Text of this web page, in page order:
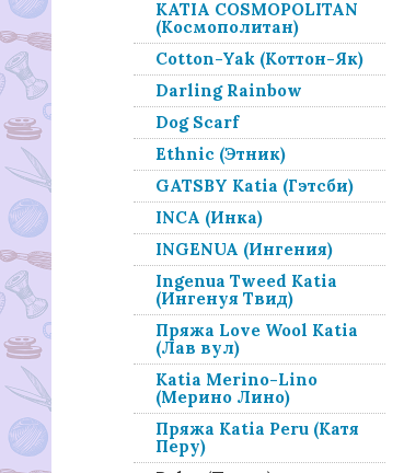
KATIA COSMOPOLITAN
(Космополитан)
Cotton-Yak (Коттон-Як)
Darling Rainbow
Dog Scarf
Ethnic (Этник)
GATSBY Katia (Гэтсби)
INCA (Инка)
INGENUA (Ингения)
Ingenua Tweed Katia
(Ингенуя Твид)
Пряжа Love Wool Katia
(Лав вул)
Katia Merino-Lino
(Мерино Лино)
Пряжа Katia Peru (Катя
Перу)